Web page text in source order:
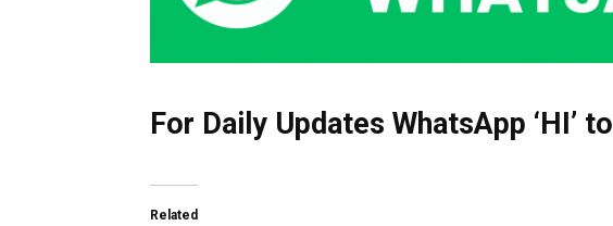
For Daily Updates WhatsApp ‘HI’ to
Related